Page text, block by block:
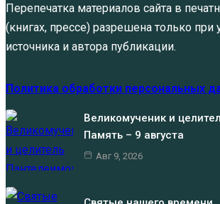
Перепечатка материалов сайта в
(книгах, прессе) разрешена только при
источника и автора публикации.
Политика обработки персональных
Великомученик и
Память – 9 августа
Авг 9, 2026